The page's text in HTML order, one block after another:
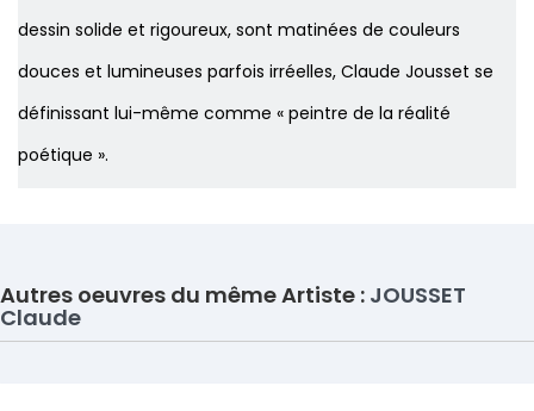
dessin solide et rigoureux, sont matinées de couleurs
douces et lumineuses parfois irréelles, Claude Jousset se
définissant lui-même comme « peintre de la réalité
poétique ».
Autres oeuvres du même Artiste : JOUSSET
Claude